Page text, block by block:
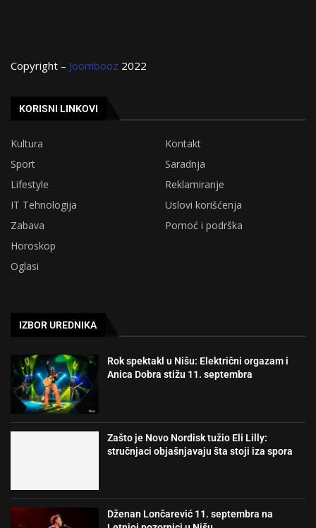
Copyright – Joombooz 2022
KORISNI LINKOVI
Kultura
Kontakt
Sport
Saradnja
Lifestyle
Reklamiranje
IT Tehnologija
Uslovi korišćenja
Zabava
Pomoć i podrška
Horoskop
Oglasi
IZBOR UREDNIKA
Rok spektakl u Nišu: Električni orgazam i
Anica Dobra stižu 11. septembra
Zašto je Novo Nordisk tužio Eli Lilly:
stručnjaci objašnjavaju šta stoji iza spora
Dženan Lončarević 11. septembra na